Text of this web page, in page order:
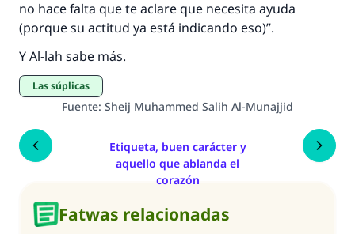
no hace falta que te aclare que necesita ayuda
(porque su actitud ya está indicando eso)”.
Y Al-lah sabe más.
Las súplicas
Fuente: Sheij Muhammed Salih Al-Munajjid
Etiqueta, buen carácter y
aquello que ablanda el
corazón
Fatwas relacionadas